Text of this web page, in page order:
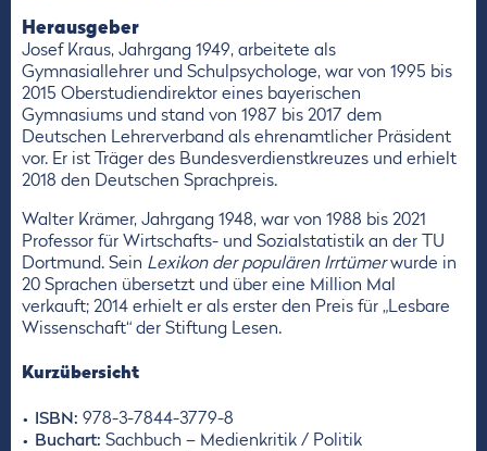
Herausgeber
Josef Kraus, Jahrgang 1949, arbeitete als
Gymnasiallehrer und Schulpsychologe, war von 1995 bis
2015 Oberstudiendirektor eines bayerischen
Gymnasiums und stand von 1987 bis 2017 dem
Deutschen Lehrerverband als ehrenamtlicher Präsident
vor. Er ist Träger des Bundesverdienstkreuzes und erhielt
2018 den Deutschen Sprachpreis.
Walter Krämer, Jahrgang 1948, war von 1988 bis 2021
Professor für Wirtschafts- und Sozialstatistik an der TU
Dortmund. Sein Lexikon der populären Irrtümerwurde in
20 Sprachen übersetzt und über eine Million Mal
verkauft; 2014 erhielt er als erster den Preis für „Lesbare
Wissenschaft“ der Stiftung Lesen.
Kurzübersicht
ISBN: 978-3-7844-3779-8
Buchart: Sachbuch – Medienkritik / Politik